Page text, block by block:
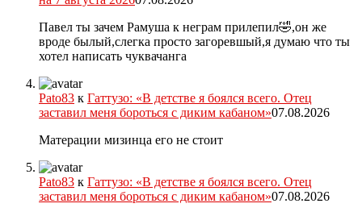
Павел ты зачем Рамуша к неграм прилепил🤣,он же
вроде былый,слегка просто загоревшый,я думаю что ты
хотел написать чуквачанга
Pato83 к Гаттузо: «В детстве я боялся всего. Отец
заставил меня бороться с диким кабаном»07.08.2026
Матерации мизинца его не стоит
Pato83 к Гаттузо: «В детстве я боялся всего. Отец
заставил меня бороться с диким кабаном»07.08.2026